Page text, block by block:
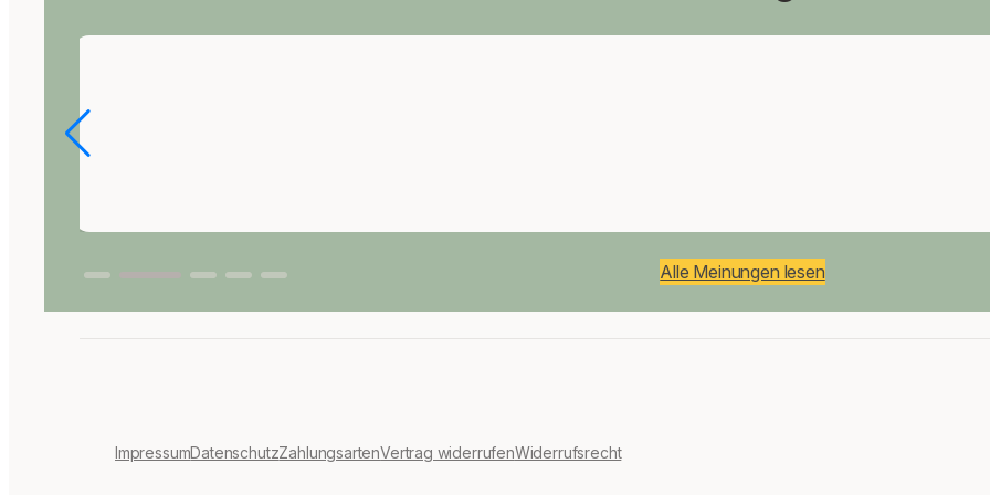
Alle Meinungen lesen
ImpressumDatenschutzZahlungsartenVertrag widerrufenWiderrufsrecht